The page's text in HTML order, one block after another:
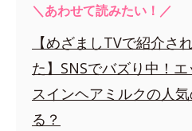
＼あわせて読みたい！／
【めざましTVで紹介さ
た】SNSでバズり中！
スインヘアミルクの人
る？